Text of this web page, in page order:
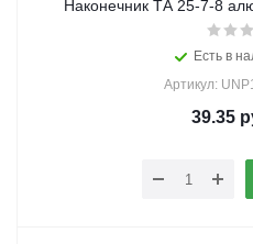
Наконечник ТА 25-7-8
Есть в
Артикул:
39.35